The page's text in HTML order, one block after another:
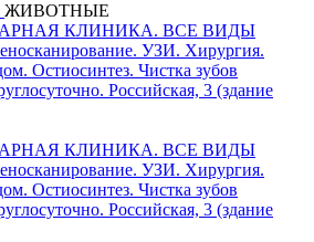
ЖИВОТНЫЕ
КЛИНИКА. ВСЕ ВИДЫ
УЗИ. Хирургия.
Остиосинтез. Чистка зубов
Российская, 3 (здание
КЛИНИКА. ВСЕ ВИДЫ
УЗИ. Хирургия.
Остиосинтез. Чистка зубов
Российская, 3 (здание